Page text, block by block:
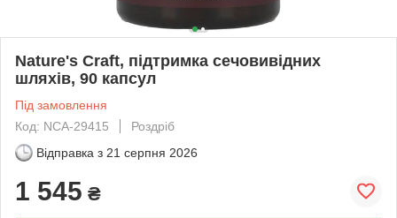
Nature's Craft, підтримка сечовивідних
шляхів, 90 капсул
Під замовлення
Код: NCA-29415
Роздріб
Відправка з 21 серпня 2026
1 545 ₴